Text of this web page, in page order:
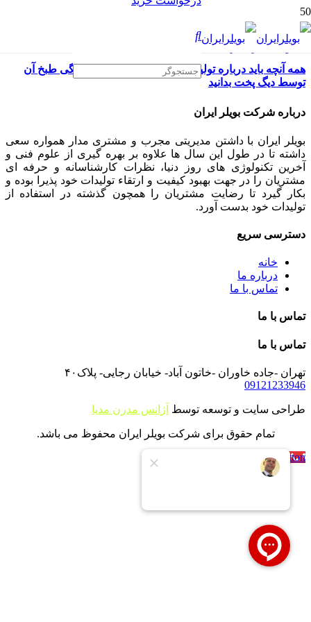
همه آنچه باید درباره تولید صنعتی شیره خرما و چگونگی طبخ آن
توسط دیگ پخت بدانید
درباره شرکت بویلر ایران
بویلر ایران با داشتن مدیریتی مجرب و مشتری مدار همواره سعی
داشته تا در طول این سال ها علاوه بر بهره گیری از علوم فنی و
آخرین تکنولوژی های روز دنیا، نظرات کارشناسانه و حرفه ای
مشتریان را در جهت بهبود کیفیت و ارتقاء تولیدات خود پذیرا بوده و
بکار گیرد تا رضایت مشتریان را همچون گذشته در استفاده از
تولیدات خود بدست آورد.
دسترسی سریع
خانه
درباره ما
تماس با ما
تماس با ما
تماس با ما
تهران -جاده خاوران -خاتون آباد- خیابان رجایی- پلاک۴۰
09121233946
طراحی سایت و توسعه توسط آژانس مدرن مدیا
تمام حقوق برای شرکت بویلر ایران محفوظ می باشد.
Call Now Button